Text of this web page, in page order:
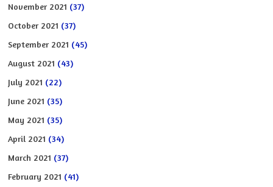
November 2021 (37)
October 2021 (37)
September 2021 (45)
August 2021 (43)
July 2021 (22)
June 2021 (35)
May 2021 (35)
April 2021 (34)
March 2021 (37)
February 2021 (41)